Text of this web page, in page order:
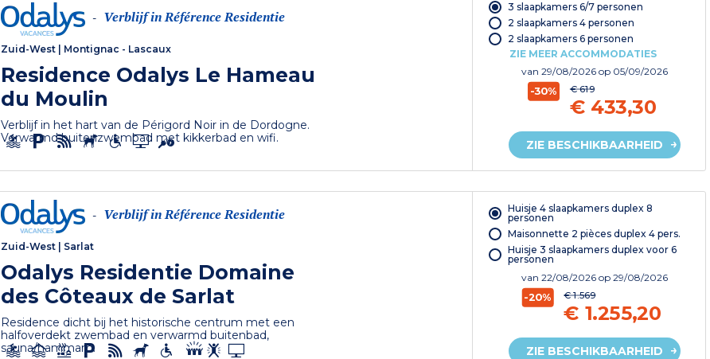
- Verblijf in Référence Residentie
Zuid-West Montignac - Lascaux
Residence Odalys Le Hameau
du Moulin
Verblijf in het hart van de Périgord Noir in de Dordogne.
Verwarmd buitenzwembad met kikkerbad en wifi.
3 slaapkamers 6/7 personen
2 slaapkamers 4 personen
2 slaapkamers 6 personen
ZIE MEER ACCOMMODATIES
van 29/08/2026 op 05/09/2026
-30% € 619
€ 433,30
ZIE BESCHIKBAARHEID
- Verblijf in Référence Residentie
Zuid-West Sarlat
Odalys Residentie Domaine
des Côteaux de Sarlat
Residence dicht bij het historische centrum met een
halfoverdekt zwembad en verwarmd buitenbad,
sauna/hammam.
Huisje 4 slaapkamers duplex 8
personen
Maisonnette 2 pièces duplex 4 pers.
Huisje 3 slaapkamers duplex voor 6
personen
van 22/08/2026 op 29/08/2026
-20% € 1.569
€ 1.255,20
ZIE BESCHIKBAARHEID